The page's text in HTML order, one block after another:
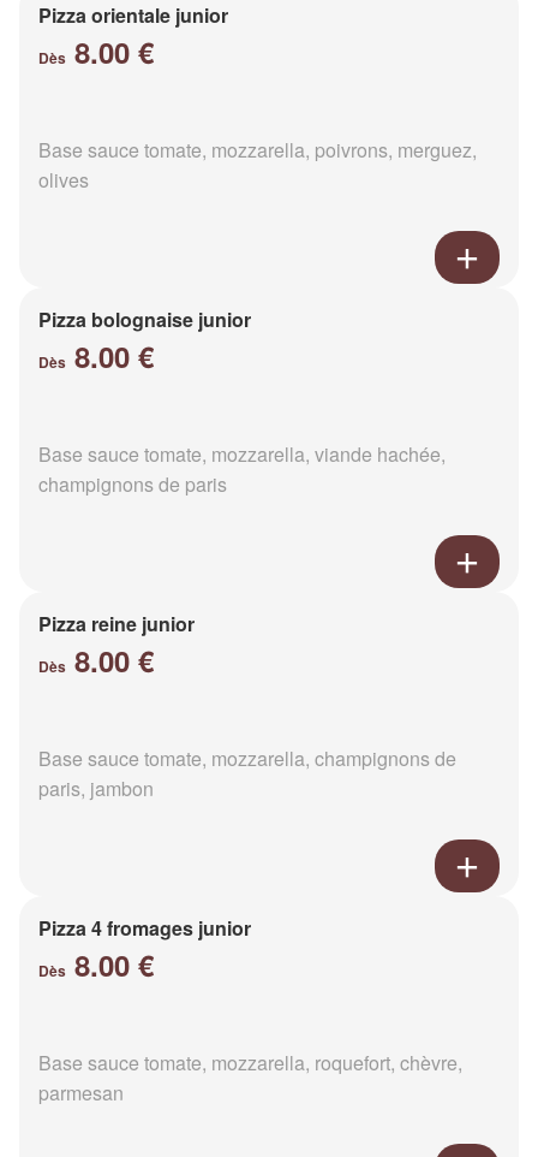
Pizza orientale junior
Dès 8.00 €
Base sauce tomate, mozzarella, poivrons, merguez,
olives
Pizza bolognaise junior
Dès 8.00 €
Base sauce tomate, mozzarella, viande hachée,
champignons de paris
Pizza reine junior
Dès 8.00 €
Base sauce tomate, mozzarella, champignons de
paris, jambon
Pizza 4 fromages junior
Dès 8.00 €
Base sauce tomate, mozzarella, roquefort, chèvre,
parmesan